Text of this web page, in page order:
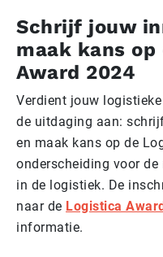
Schrijf jouw
maak kans op
Award 2024
Verdient jouw
de uitdaging aan:
en maak kans op de
onderscheiding voor
in de logistiek. De
naar de Logistica
informatie.